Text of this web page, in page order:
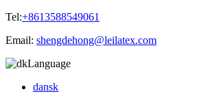
Tel:+8613588549061
Email: shengdehong@leilatex.com
Language
dansk